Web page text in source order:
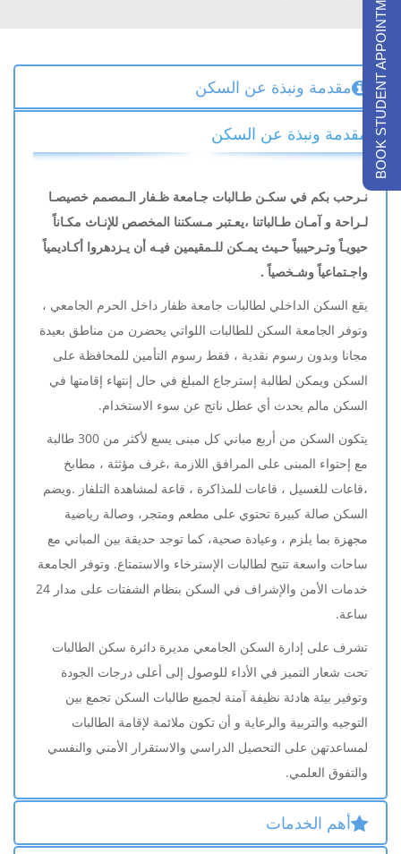
مقدمة ونبذة عن السكن
مقدمة ونبذة عن السكن
نـرحب بكم في سكـن طـالبات جـامعة ظـفار الـمصمم خصيصـا
لـراحة و آمـان طـالباتنا ،يعـتبر مـسكننا المخصص للإنـاث مكـاناً
حيويـاً وتـرحيبياً حـيث يمـكن للـمقيمين فيـه أن يـزدهروا أكـاديمياً
واجـتماعياً وشـخصياً .
يقع السكن الداخلي لطالبات جامعة ظفار داخل الحرم الجامعي ،
وتوفر الجامعة السكن للطالبات اللواتي يحضرن من مناطق بعيدة
مجانا وبدون رسوم نقدية ، فقط رسوم التأمين للمحافظة على
السكن ويمكن لطالبة إسترجاع المبلغ في حال إنتهاء إقامتها في
السكن مالم يحدث أي عطل ناتج عن سوء الاستخدام.
يتكون السكن من أربع مباني كل مبنى يسع لأكثر من 300 طالبة
مع إحتواء المبنى على المرافق اللازمة ،غرف مؤثثة ، مطابخ
،قاعات للغسيل ، قاعات للمذاكرة ، قاعة لمشاهدة التلفاز .ويضم
السكن صالة كبيرة تحتوي على مطعم ومتجر، وصالة رياضية
مجهزة بما يلزم ، وعيادة صحية، كما توجد حديقة بين المباني مع
ساحات واسعة تتيح لطالبات الإسترخاء والاستمتاع. وتوفر الجامعة
خدمات الأمن والإشراف في السكن بنظام الشفتات على مدار 24
ساعة.
تشرف على إدارة السكن الجامعي مديرة دائرة سكن الطالبات
تحت شعار التميز في الأداء للوصول إلى أعلى درجات الجودة
وتوفير بيئة هادئة نظيفة آمنة لجميع طالبات السكن تجمع بين
التوجيه والتربية والرعاية و أن تكون ملائمة لإقامة الطالبات
لمساعدتهن على التحصيل الدراسي والاستقرار الأمني والنفسي
والتفوق العلمي.
أهم الخدمات
BOOK STUDENT APPOINTMENTS